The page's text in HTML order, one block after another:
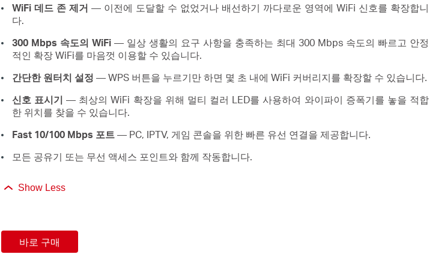
WiFi 데드 존 제거 — 이전에 도달할 수 없었거나 배선하기 까다로운 영역에 WiFi 신호를 확장합니
다.
300 Mbps 속도의 WiFi— 일상 생활의 요구 사항을 충족하는 최대 300 Mbps 속도의 빠르고 안정
적인 확장 WiFi를 마음껏 이용할 수 있습니다.
간단한 원터치 설정 — WPS 버튼을 누르기만 하면 몇 초 내에 WiFi 커버리지를 확장할 수 있습니다.
신호 표시기 — 최상의 WiFi 확장을 위해 멀티 컬러 LED를 사용하여 와이파이 증폭기를 놓을 적합
한 위치를 찾을 수 있습니다.
Fast 10/100 Mbps 포트— PC, IPTV, 게임 콘솔을 위한 빠른 유선 연결을 제공합니다.
모든 공유기 또는 무선 액세스 포인트와 함께 작동합니다.
Show Less
바로 구매